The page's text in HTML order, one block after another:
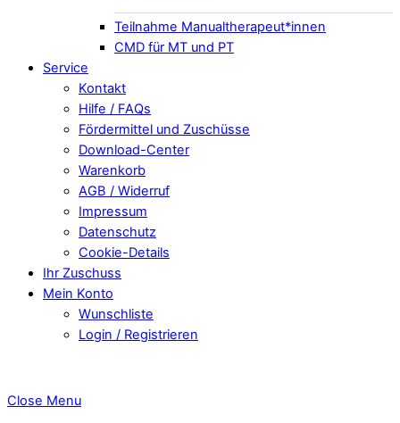
Teilnahme Manualtherapeut*innen
CMD für MT und PT
Service
Kontakt
Hilfe / FAQs
Fördermittel und Zuschüsse
Download-Center
Warenkorb
AGB / Widerruf
Impressum
Datenschutz
Cookie-Details
Ihr Zuschuss
Mein Konto
Wunschliste
Login / Registrieren
Close Menu